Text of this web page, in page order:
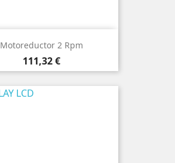
Motoreductor 2 Rpm
Precio
111,32 €